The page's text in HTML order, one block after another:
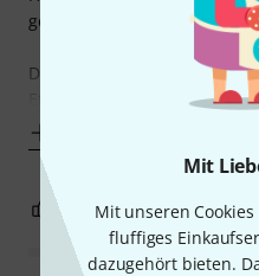
Mit
Mit unseren
fluffiges
dazugehört bieten.
gebraucht, aber schaden
Der Thru-Ausgang, mit dem
3 0